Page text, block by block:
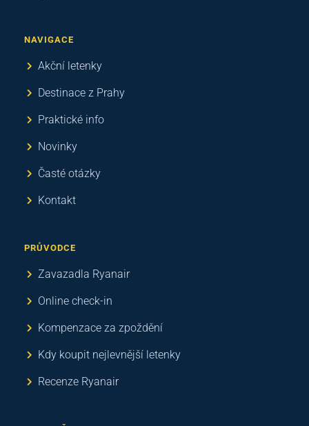
NAVIGACE
Akční letenky
Destinace z Prahy
Praktické info
Novinky
Časté otázky
Kontakt
PRŮVODCE
Zavazadla Ryanair
Online check-in
Kompenzace za zpoždění
Kdy koupit nejlevnější letenky
Recenze Ryanair